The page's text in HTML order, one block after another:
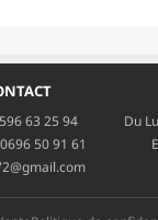
63 25 94
0696 50 91 61
Du